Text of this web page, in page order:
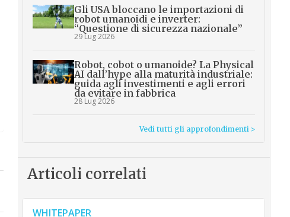
Gli USA bloccano le importazioni di
robot umanoidi e inverter:
“Questione di sicurezza nazionale”
29 Lug 2026
Robot, cobot o umanoide? La Physical
AI dall’hype alla maturità industriale:
guida agli investimenti e agli errori
da evitare in fabbrica
28 Lug 2026
Vedi tutti gli approfondimenti >
Articoli correlati
WHITEPAPER